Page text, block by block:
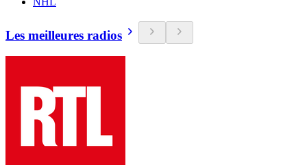
Les meilleures radios